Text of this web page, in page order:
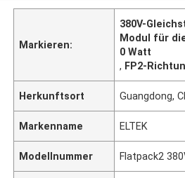
Markieren:
380V-
Modul für
0 Watt
, FP2-
Herkunftsort Guangdong,
Markenname ELTEK
Modellnummer Flatpack2